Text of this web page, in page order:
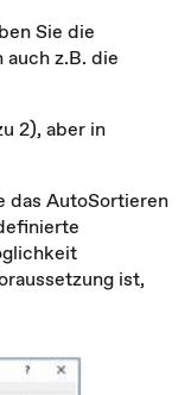
Sie die
z.B. die
2), aber in
das AutoSortieren
ist,